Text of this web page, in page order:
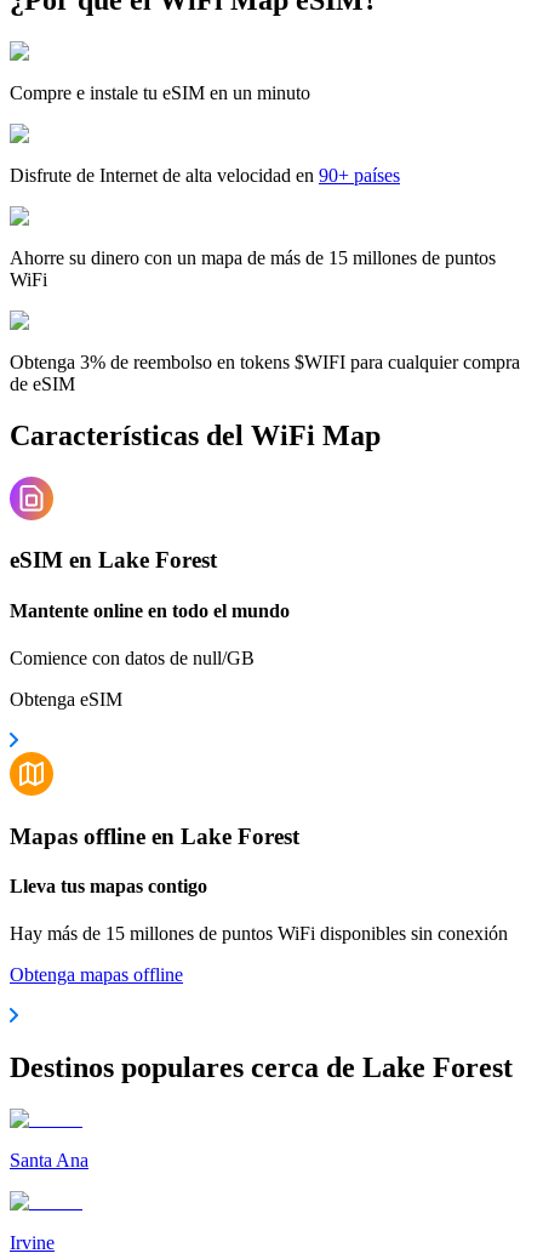
Compre e instale tu eSIM en un minuto
Disfrute de Internet de alta velocidad en 90+ países
Ahorre su dinero con un mapa de más de 15 millones de puntos
WiFi
Obtenga 3% de reembolso en tokens $WIFI para cualquier compra
de eSIM
Características del WiFi Map
eSIM en Lake Forest
Mantente online en todo el mundo
Comience con datos de null/GB
Obtenga eSIM
Mapas offline en Lake Forest
Lleva tus mapas contigo
Hay más de 15 millones de puntos WiFi disponibles sin conexión
Obtenga mapas offline
Destinos populares cerca de Lake Forest
Santa Ana
Irvine